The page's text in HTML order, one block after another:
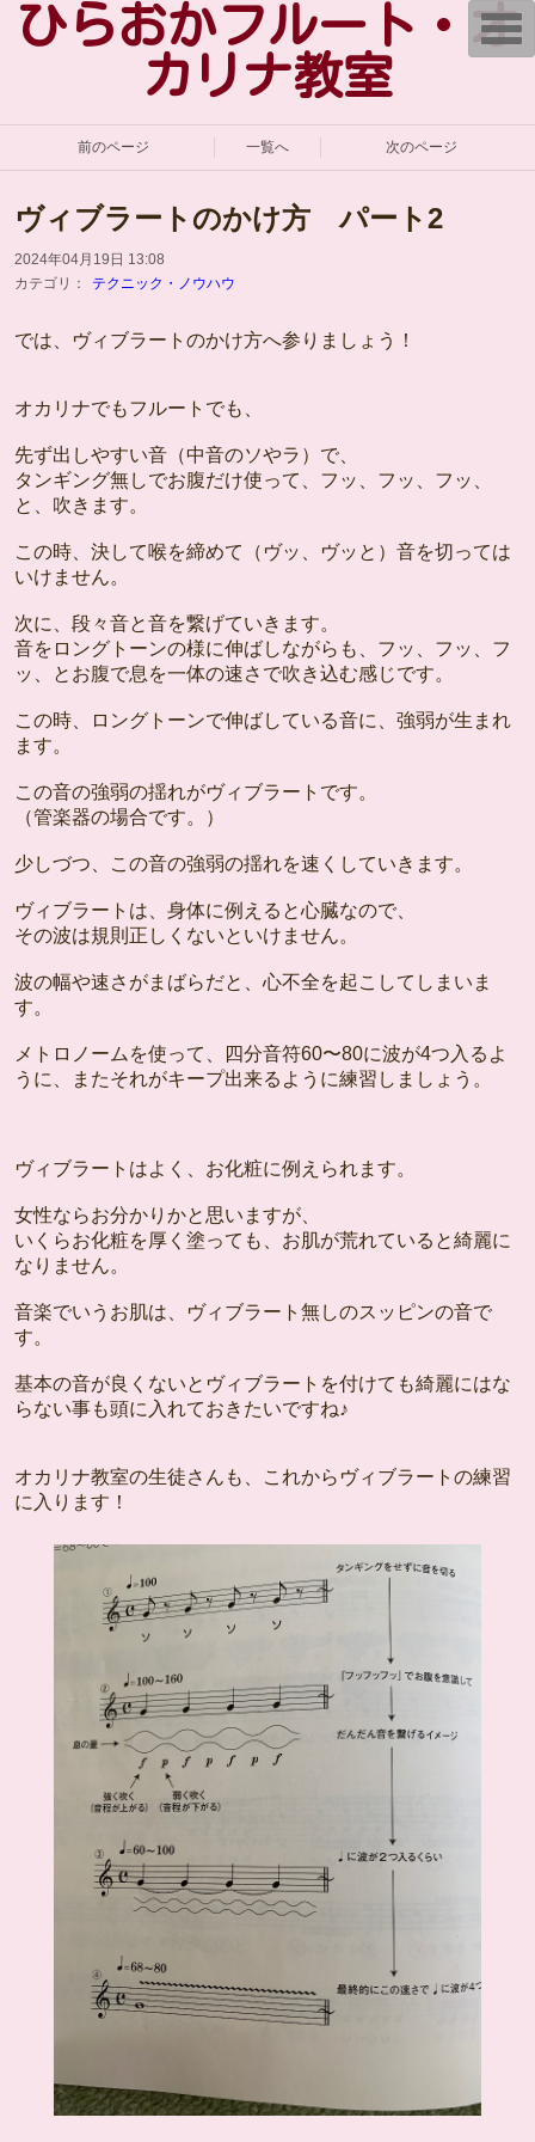
ひらおかフルート・オ
カリナ教室
前のページ 一覧へ 次のページ
ヴィブラートのかけ方 パート2
2024年04月19日 13:08
カテゴリ：
テクニック・ノウハウ
では、ヴィブラートのかけ方へ参りましょう！
オカリナでもフルートでも、
先ず出しやすい音（中音のソやラ）で、
タンギング無しでお腹だけ使って、フッ、フッ、フッ、
と、吹きます。
この時、決して喉を締めて（ヴッ、ヴッと）音を切っては
いけません。
次に、段々音と音を繋げていきます。
音をロングトーンの様に伸ばしながらも、フッ、フッ、フ
ッ、とお腹で息を一体の速さで吹き込む感じです。
この時、ロングトーンで伸ばしている音に、強弱が生まれ
ます。
この音の強弱の揺れがヴィブラートです。
（管楽器の場合です。）
少しづつ、この音の強弱の揺れを速くしていきます。
ヴィブラートは、身体に例えると心臓なので、
その波は規則正しくないといけません。
波の幅や速さがまばらだと、心不全を起こしてしまいま
す。
メトロノームを使って、四分音符60〜80に波が4つ入るよ
うに、またそれがキープ出来るように練習しましょう。
ヴィブラートはよく、お化粧に例えられます。
女性ならお分かりかと思いますが、
いくらお化粧を厚く塗っても、お肌が荒れていると綺麗に
なりません。
音楽でいうお肌は、ヴィブラート無しのスッピンの音で
す。
基本の音が良くないとヴィブラートを付けても綺麗にはな
らない事も頭に入れておきたいですね♪
オカリナ教室の生徒さんも、これからヴィブラートの練習
に入ります！
T
o
g
n